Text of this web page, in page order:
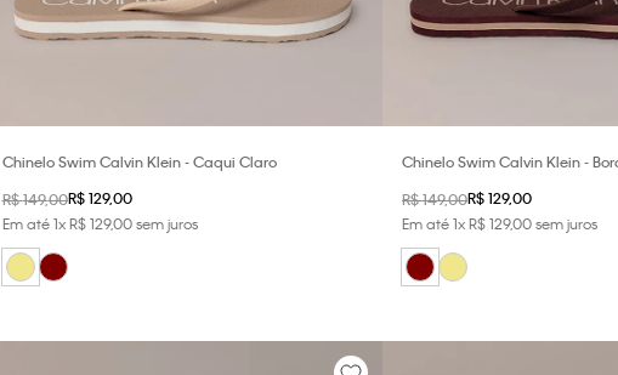
Chinelo Swim Calvin Klein - Caqui Claro
R$149,00R$ 129,00
Em até1xR$ 129,00sem juros
Chinelo Swim Calvin Klein -
R$149,00R$129,00
Em até1xR$129,00sem juros